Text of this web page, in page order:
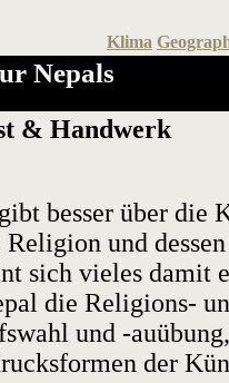
Klima
Nepals
& Handwerk
besser über die
Religion und
sich vieles damit
die Religions-
und -
der